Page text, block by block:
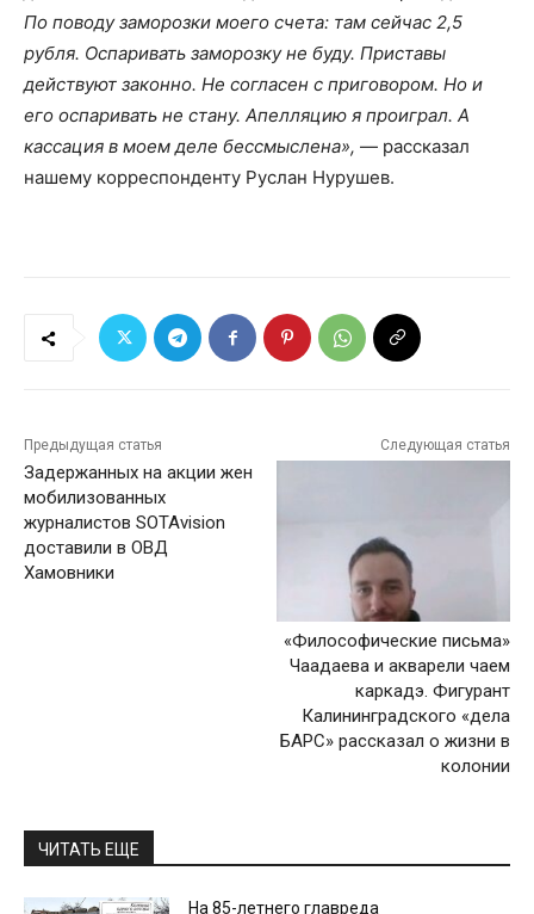
По поводу заморозки моего счета: там сейчас 2,5
рубля. Оспаривать заморозку не буду. Приставы
действуют законно. Не согласен с приговором. Но и
его оспаривать не стану. Апелляцию я проиграл. А
кассация в моем деле бессмыслена», — рассказал
нашему корреспонденту Руслан Нурушев.
Предыдущая статья
Задержанных на акции жен
мобилизованных
журналистов SOTAvision
доставили в ОВД
Хамовники
Следующая статья
«Философические письма»
Чаадаева и акварели чаем
каркадэ. Фигурант
Калининградского «дела
БАРС» рассказал о жизни в
колонии
ЧИТАТЬ ЕЩЕ
На 85-летнего главреда